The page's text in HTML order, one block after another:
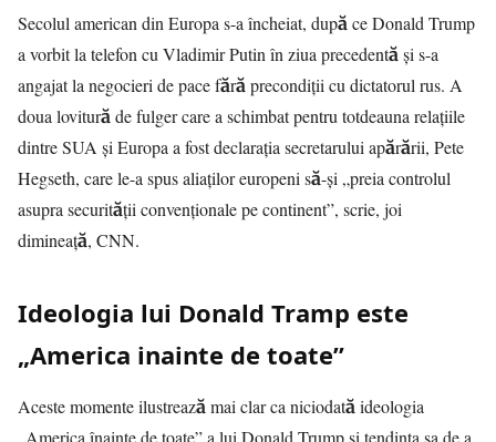
Secolul american din Europa s-a încheiat, după ce Donald Trump
a vorbit la telefon cu Vladimir Putin în ziua precedentă și s-a
angajat la negocieri de pace fără precondiții cu dictatorul rus. A
doua lovitură de fulger care a schimbat pentru totdeauna relațiile
dintre SUA și Europa a fost declarația secretarului apărării, Pete
Hegseth, care le-a spus aliaților europeni să-și „preia controlul
asupra securității convenționale pe continent”, scrie, joi
dimineață, CNN.
Ideologia lui Donald Tramp este
„America inainte de toate”
Aceste momente ilustrează mai clar ca niciodată ideologia
„America înainte de toate” a lui Donald Trump și tendința sa de a